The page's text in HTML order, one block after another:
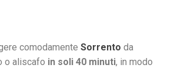
comodamente Sorrento da
o aliscafo in soli 40 minuti, in modo